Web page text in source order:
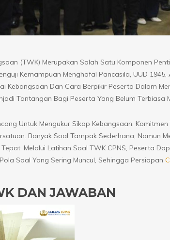
(TWK) Merupakan Salah Satu Komponen
Kemampuan Menghafal Pancasila, UUD
Kebangsaan Dan Cara Berpikir Peserta Dalam
Tantangan Bagi Peserta Yang Belum Terbiasa
Untuk Mengukur Sikap Kebangsaan,
Banyak Soal Tampak Sederhana, Namun
Melalui Latihan Soal TWK CPNS, Peserta
Soal Yang Sering Muncul, Sehingga Persiapan
DAN JAWABAN